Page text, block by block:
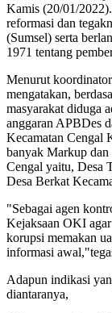
Kamis (20/01/
reformasi dan
(Sumsel) serta
1971 tentang
Menurut
mengatakan,
masyarakat diduga
anggaran APBDes
Kecamatan Cengal
banyak Markup dan
Cengal yaitu, Desa
Desa Berkat
"Sebagai agen
Kejaksaan OKI
korupsi memakan
informasi
Adapun indikasi
diantaranya,